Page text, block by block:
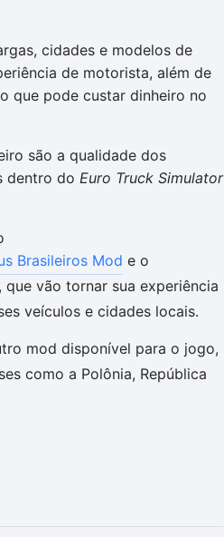
cidades e modelos de
de motorista, além de
que pode custar dinheiro no
são a qualidade dos
dentro do Euro Truck Simulator
Brasileiros Mod e o
, que vão tornar sua experiência
veículos e cidades locais.
mod disponível para o jogo,
como a Polônia, República